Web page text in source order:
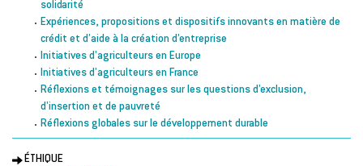
solidarité
Expériences, propositions et dispositifs innovants en matière de
crédit et d’aide à la création d’entreprise
Initiatives d’agriculteurs en Europe
Initiatives d’agriculteurs en France
Réflexions et témoignages sur les questions d’exclusion,
d’insertion et de pauvreté
Réflexions globales sur le développement durable
ÉTHIQUE